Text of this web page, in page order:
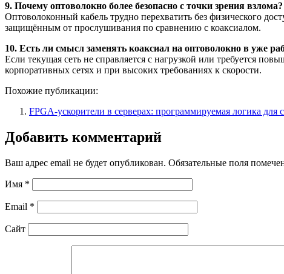
9. Почему оптоволокно более безопасно с точки зрения взлома?
Оптоволоконный кабель трудно перехватить без физического
защищённым от прослушивания по сравнению с коаксиалом.
10. Есть ли смысл заменять коаксиал на оптоволокно в уже
Если текущая сеть не справляется с нагрузкой или требуется
корпоративных сетях и при высоких требованиях к скорости.
Похожие публикации:
FPGA-ускорители в серверах: программируемая логика для
Добавить комментарий
Ваш адрес email не будет опубликован. Обязательные поля
Имя *
Email *
Сайт